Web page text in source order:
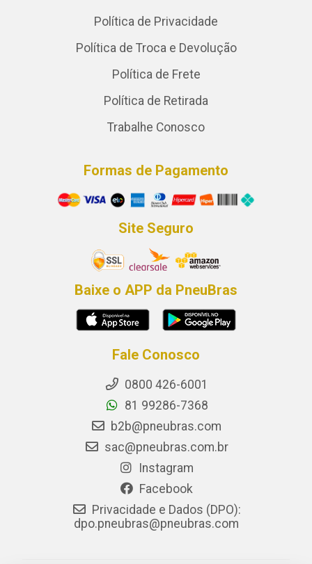
Política de Privacidade
Política de Troca e Devolução
Política de Frete
Política de Retirada
Trabalhe Conosco
Formas de Pagamento
Site Seguro
Baixe o APP da PneuBras
Fale Conosco
0800 426-6001
81 99286-7368
b2b@pneubras.com
sac@pneubras.com.br
Instagram
Facebook
Privacidade e Dados (DPO):
dpo.pneubras@pneubras.com